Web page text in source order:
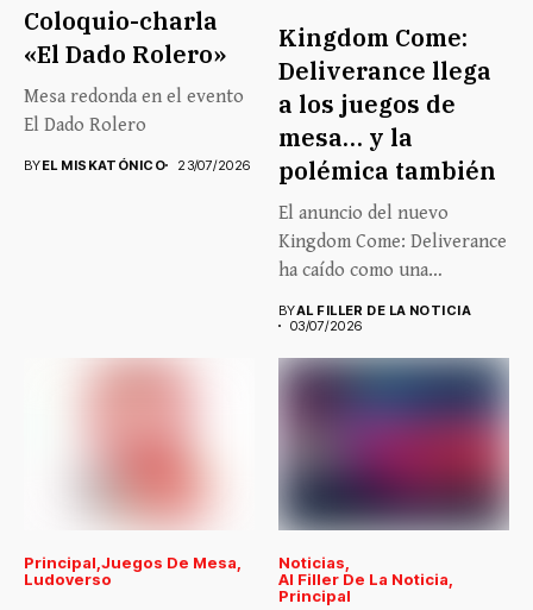
Coloquio-charla
«El Dado Rolero»
Mesa redonda en el evento
El Dado Rolero
BYEL MISKATÓNICO 23/07/2026
Kingdom Come:
Deliverance llega
a los juegos de
mesa… y la
polémica también
El anuncio del nuevo
Kingdom Come: Deliverance
ha caído como una
BYAL FILLER DE LA NOTICIA
03/07/2026
Principal Juegos De Mesa
Ludoverso
Noticias
Al Filler De La Noticia
Principal